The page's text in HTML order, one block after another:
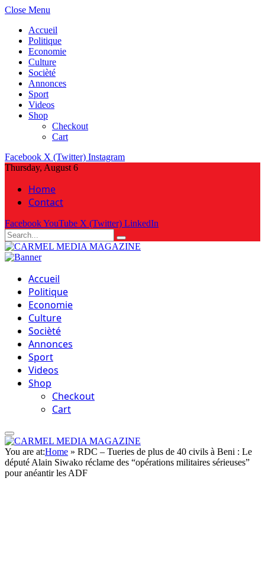
Close Menu
Accueil
Politique
Economie
Culture
Socièté
Annonces
Sport
Videos
Shop
Checkout
Cart
Facebook X (Twitter) Instagram
Thursday, August 6
Home
Contact
FacebookYouTube X (Twitter) LinkedIn
Accueil
Politique
Economie
Culture
Socièté
Annonces
Sport
Videos
Shop
Checkout
Cart
You are at:Home » RDC – Tueries de plus de 40 civils à Beni : Le
député Alain Siwako réclame des “opérations militaires sérieuses”
pour anéantir les ADF